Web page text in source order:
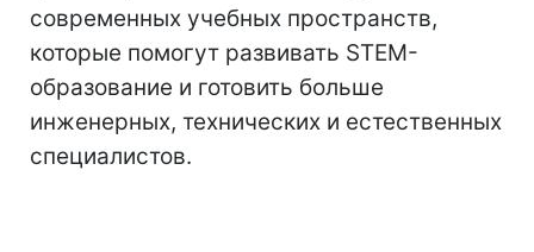
современных учебных пространств,
которые помогут развивать STEM-
образование и готовить больше
инженерных, технических и естественных
специалистов.